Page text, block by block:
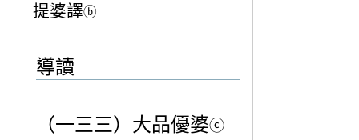
提婆譯ⓑ
導讀
（一三三）大品優婆ⓒ